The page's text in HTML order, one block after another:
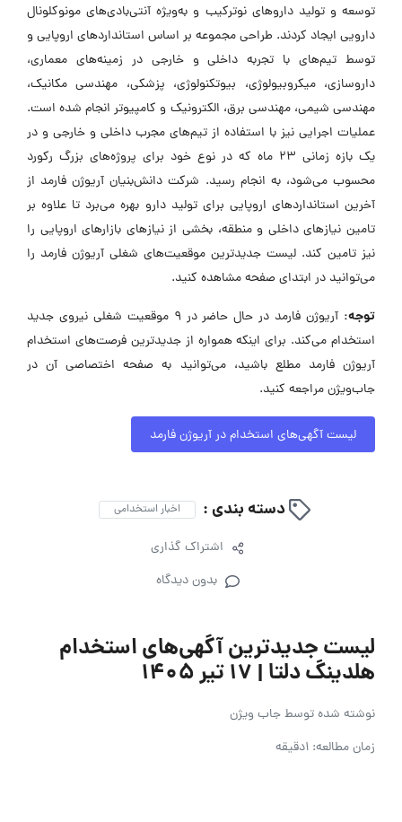
توسعه و تولید داروهای نوترکیب و به‌ویژه آنتی‌بادی‌های مونوکلونال
دارویی ایجاد کردند. طراحی مجموعه بر اساس استانداردهای اروپایی و
توسط تیم‌های با تجربه داخلی و خارجی در زمینه‌های معماری،
داروسازی، میکروبیولوژی، بیوتکنولوژی، پزشکی، مهندسی مکانیک،
مهندسی شیمی، مهندسی برق، الکترونیک و کامپیوتر انجام شده است.
عملیات اجرایی نیز با استفاده از تیم‌های مجرب داخلی و خارجی و در
یک بازه زمانی ۲۳ ماه که در نوع خود برای پروژه‌های بزرگ رکورد
محسوب می‌شود، به انجام رسید. شرکت دانش‌بنیان آریوژن فارمد از
آخرین استانداردهای اروپایی برای تولید دارو بهره می‌برد تا علاوه بر
تامین نیازهای داخلی و منطقه، بخشی از نیازهای بازارهای اروپایی را
نیز تامین کند. لیست جدیدترین موقعیت‌های شغلی آریوژن فارمد را
می‌توانید در ابتدای صفحه مشاهده کنید.
توجه:
آریوژن فارمد در حال حاضر در ۹ موقعیت شغلی نیروی جدید
استخدام می‌کند. برای اینکه همواره از جدیدترین فرصت‌های استخدام
آریوژن فارمد مطلع باشید، می‌توانید به صفحه اختصاصی آن در
جاب‌ویژن مراجعه کنید.
لیست آگهی‌های استخدام در آریوژن فارمد
دسته بندی : اخبار استخدامی
اشتراک گذاری
بدون دیدگاه
لیست جدیدترین آگهی‌های استخدام
هلدینگ دلتا | ۱۷ تیر ۱۴۰۵
نوشته شده توسطجاب ویژن
زمان مطالعه: 1دقیقه